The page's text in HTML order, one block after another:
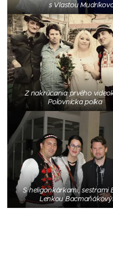
s Vlastou
Z nakrúcania prvého
Polovnícka polka
S heligonkárkami, sestrami
Lenkou